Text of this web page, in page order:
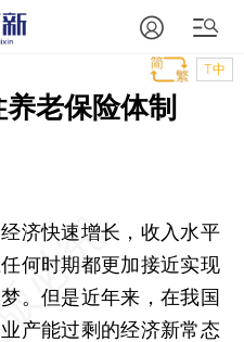
T中
老保险体制
快速增长，收入水平
何时期都更加接近实现
。但是近年来，在我国
产能过剩的经济新常态